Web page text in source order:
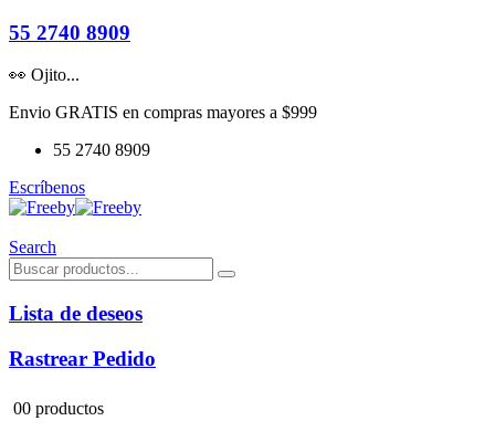
55 2740 8909
👀 Ojito...
Envio GRATIS en compras mayores a $999
55 2740 8909
Escríbenos
Search
Lista de deseos
Rastrear Pedido
00 productos